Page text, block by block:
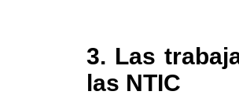
3. Las
las NTIC